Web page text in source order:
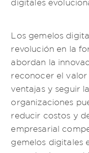
Los gemelos
revolución en la
abordan la
reconocer el valor
ventajas y seguir
organizaciones
reducir costos y
empresarial
gemelos digitales